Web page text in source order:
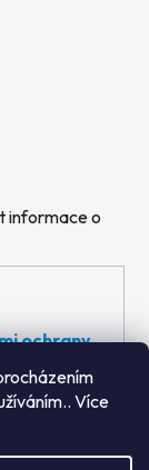
Více
informace o
ochrany